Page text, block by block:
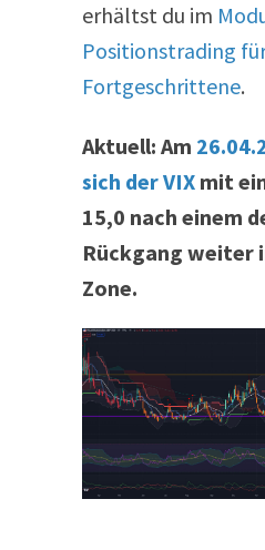
erhältst du im
Positionstrading
Fortgeschrittene.
Aktuell: Am
sich der VIX mit
15,0 nach einem
Rückgang weiter
Zone.